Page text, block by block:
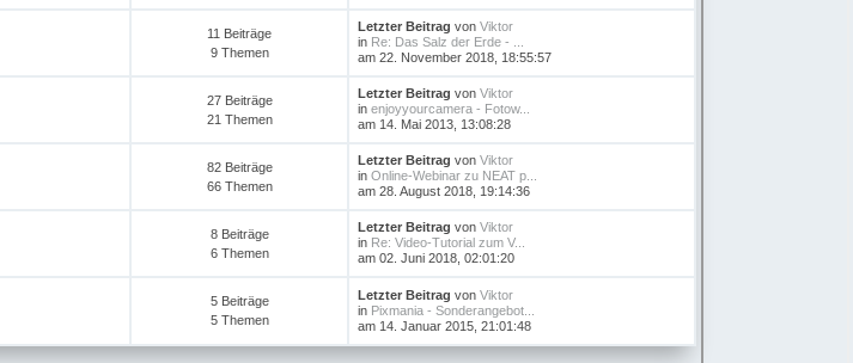
11 Beiträge
9 Themen
Letzter Beitrag vonViktor
in Re: Das Salz der Erde - ...
am 22. November 2018, 18:55:57
27 Beiträge
21 Themen
Letzter Beitrag vonViktor
inenjoyyourcamera - Fotow...
am 14. Mai 2013, 13:08:28
82 Beiträge
66 Themen
Letzter Beitrag vonViktor
inOnline-Webinar zu NEAT p...
am 28. August 2018, 19:14:36
8 Beiträge
6 Themen
Letzter Beitrag vonViktor
in Re: Video-Tutorial zum V...
am 02. Juni 2018, 02:01:20
5 Beiträge
5 Themen
Letzter Beitrag vonViktor
in Pixmania - Sonderangebot...
am 14. Januar 2015, 21:01:48